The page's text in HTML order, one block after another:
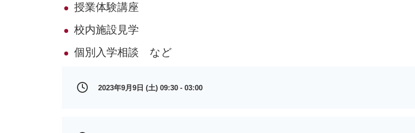
授業体験講座
校内施設見学
個別入学相談 など
2023年9月9日 (土) 09:30 - 03:00